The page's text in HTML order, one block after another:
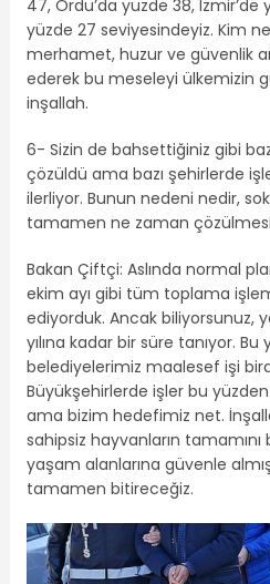
47, Ordu’da yüzde 38, İzmir’de
yüzde 27 seviyesindeyiz. Kim
merhamet, huzur ve güvenlik
ederek bu meseleyi ülkemizin
inşallah.
6- Sizin de bahsettiğiniz gibi
çözüldü ama bazı şehirlerde
ilerliyor. Bunun nedeni nedir,
tamamen ne zaman
Bakan Çiftçi: Aslında normal
ekim ayı gibi tüm toplama
ediyorduk. Ancak biliyorsunuz,
yılına kadar bir süre tanıyor. Bu
belediyelerimiz maalesef işi
Büyükşehirlerde işler bu
ama bizim hedefimiz net.
sahipsiz hayvanların
yaşam alanlarına güvenle
tamamen bitireceğiz.